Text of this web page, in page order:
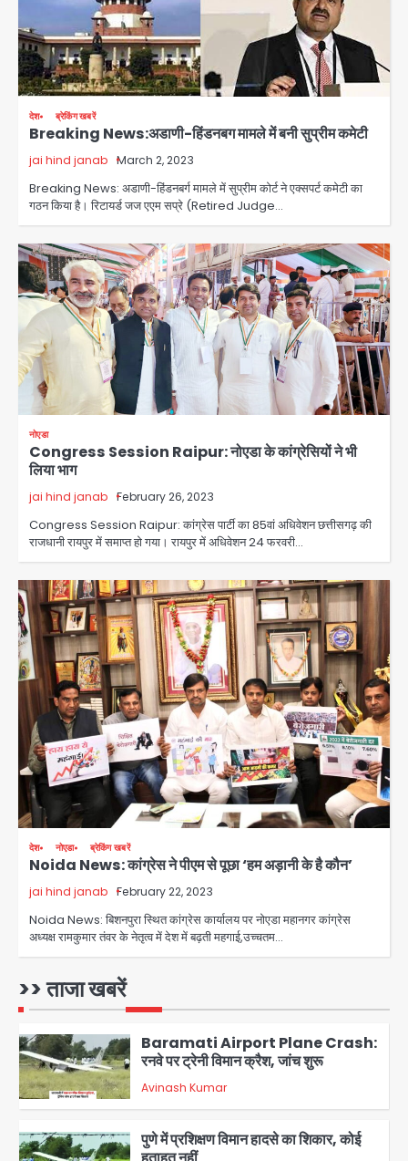
देश ब्रेकिंग खबरें
Breaking News:अडाणी-हिंडनबग मामले में बनी सुप्रीम कमेटी
jai hind janab March 2, 2023
Breaking News: अडाणी-हिंडनबर्ग मामले में सुप्रीम कोर्ट ने एक्सपर्ट कमेटी का
गठन किया है। रिटायर्ड जज एएम सप्रे (Retired Judge…
नोएडा
Congress Session Raipur: नोएडा के कांग्रेसियों ने भी
लिया भाग
jai hind janab February 26, 2023
Congress Session Raipur: कांग्रेस पार्टी का 85वां अधिवेशन छत्तीसगढ़ की
राजधानी रायपुर में समाप्त हो गया। रायपुर में अधिवेशन 24 फरवरी…
देश नोएडा ब्रेकिंग खबरें
Noida News: कांग्रेस ने पीएम से पूछा ‘हम अड़ानी के है कौन’
jai hind janab February 22, 2023
Noida News: बिशनपुरा स्थित कांग्रेस कार्यालय पर नोएडा महानगर कांग्रेस
अध्यक्ष रामकुमार तंवर के नेतृत्व में देश में बढ़ती महगाई,उच्चतम…
>> ताजा खबरें
2
Baramati Airport Plane Crash:
रनवे पर ट्रेनी विमान क्रैश, जांच शुरू
Avinash Kumar
3
पुणे में प्रशिक्षण विमान हादसे का शिकार, कोई
हताहत नहीं
Team JHJ
4
Greater Noida Gas
Connection Fraud: बुजुर्ग से वीडियो
कॉल पर 9.77 लाख की साइबर फ्रॉड
Avinash Kumar
पोस्ट से हटाए गए गाने, जानें पूरा विवाद
Avinash Kumar
1
Air India Phuket Delhi flight:
2
Baramati Airport Plane Crash:
रनवे पर ट्रेनी विमान क्रैश, जांच शुरू
Avinash Kumar
पुणे में प्रशिक्षण विमान हादसे का शिकार, कोई